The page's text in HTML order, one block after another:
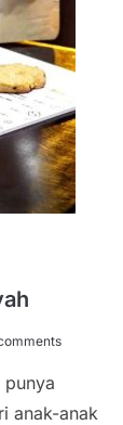
punya
anak-anak